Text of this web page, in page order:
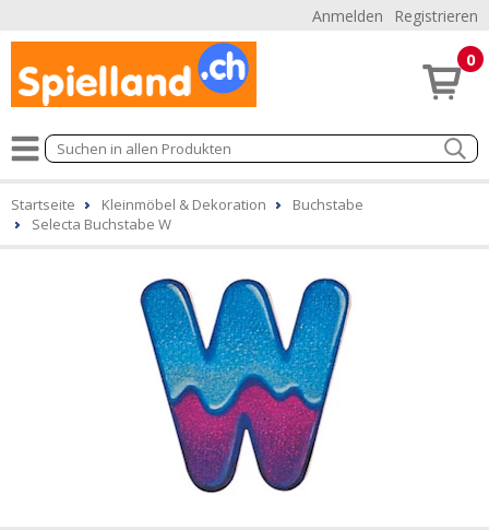
Anmelden Registrieren
0
Startseite Kleinmöbel & Dekoration
Buchstabe
Selecta Buchstabe W